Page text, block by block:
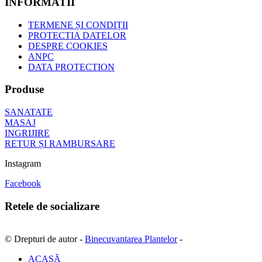
TERMENE ȘI CONDIȚII
PROTECTIA DATELOR
DESPRE COOKIES
ANPC
DATA PROTECTION
Produse
SANATATE
MASAJ
INGRIJIRE
RETUR ȘI RAMBURSARE
Instagram
Facebook
Retele de socializare
© Drepturi de autor - Binecuvantarea Plantelor-
ACASĂ